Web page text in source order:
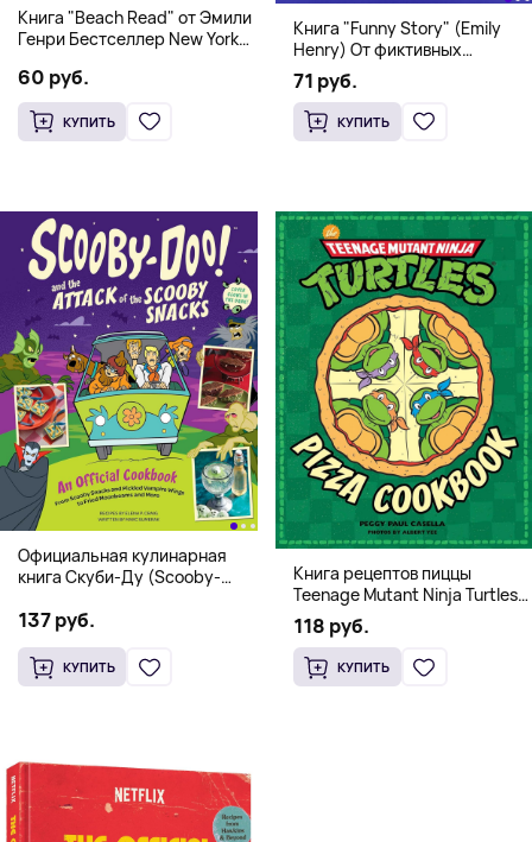
Книга "Beach Read" от Эмили
Генри Бестселлер New York
60 руб.
КУПИТЬ
Книга "Funny Story" (Emily
Henry) От фиктивных
свиданий к реальной любви
71 руб.
КУПИТЬ
Официальная кулинарная
книга Скуби-Ду (Scooby-
Scooby Snacks), Твердый
137 руб.
КУПИТЬ
Книга рецептов пиццы
Teenage Mutant Ninja Turtles
Pizza Cookbook (На
английском)
118 руб.
КУПИТЬ